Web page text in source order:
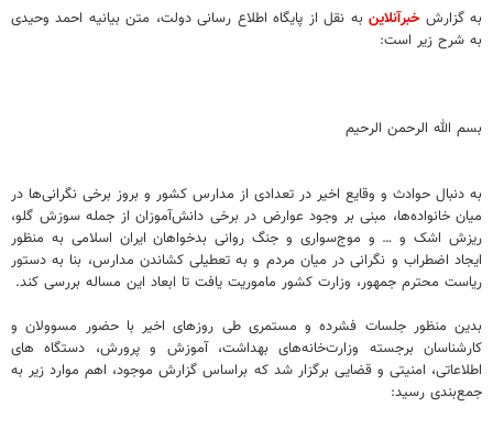
به گزارشخبرآنلاینبه نقل از پایگاه اطلاع رسانی دولت، متن بیانیه احمد وحیدی
به شرح زیر است:
بسم الله الرحمن الرحیم
به دنبال حوادث و وقایع اخیر در تعدادی از مدارس کشور و بروز برخی نگرانی‌ها در
میان خانواده‌ها، مبنی بر وجود عوارض در برخی دانش‌آموزان از جمله سوزش گلو،
ریزش اشک و … و موج‌سواری و جنگ روانی بدخواهان ایران اسلامی به منظور
ایجاد اضطراب و نگرانی در میان مردم و به تعطیلی کشاندن مدارس، بنا به دستور
ریاست محترم جمهور، وزارت کشور ماموریت یافت تا ابعاد این مساله بررسی کند.
بدین منظور جلسات فشرده و مستمری طی روزهای اخیر با حضور مسوولان و
کارشناسان برجسته وزارت‌خانه‌های بهداشت، آموزش و پرورش، دستگاه های
اطلاعاتی، امنیتی و قضایی برگزار شد که براساس گزارش موجود، اهم موارد زیر به
جمع‌بندی رسید: